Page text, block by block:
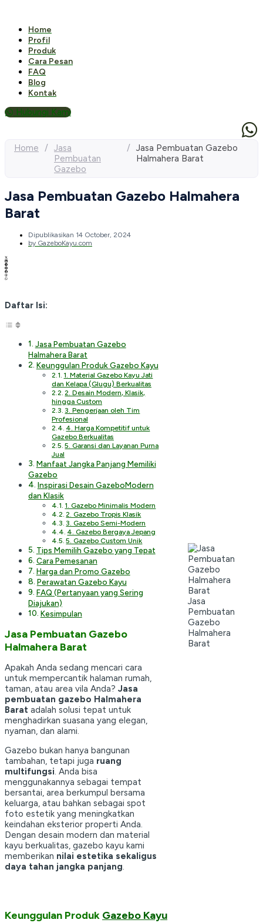
Home
Profil
Produk
Cara Pesan
FAQ
Blog
Kontak
Hubungi Kami
Home / Jasa
Pembuatan
Gazebo
/ Jasa Pembuatan Gazebo
Halmahera Barat
Jasa Pembuatan Gazebo Halmahera
Barat
Dipublikasikan 14 October, 2024
by GazeboKayu.com
Daftar Isi:
Jasa Pembuatan Gazebo
Halmahera Barat
Keunggulan Produk Gazebo Kayu
1. Material Gazebo Kayu Jati
dan Kelapa (Glugu) Berkualitas
2. Desain Modern, Klasik,
hingga Custom
3. Pengerjaan oleh Tim
Profesional
4. Harga Kompetitif untuk
Gazebo Berkualitas
5. Garansi dan Layanan Purna
Jual
Manfaat Jangka Panjang Memiliki
Gazebo
Inspirasi Desain GazeboModern
dan Klasik
1. Gazebo Minimalis Modern
2. Gazebo Tropis Klasik
3. Gazebo Semi-Modern
4. Gazebo Bergaya Jepang
5. Gazebo Custom Unik
Tips Memilih Gazebo yang Tepat
Cara Pemesanan
Harga dan Promo Gazebo
Perawatan Gazebo Kayu
FAQ (Pertanyaan yang Sering
Diajukan)
Kesimpulan
Jasa Pembuatan Gazebo
Halmahera Barat
Apakah Anda sedang mencari cara
untuk mempercantik halaman rumah,
taman, atau area vila Anda? Jasa
pembuatan gazebo Halmahera
Barat adalah solusi tepat untuk
menghadirkan suasana yang elegan,
nyaman, dan alami.
Gazebo bukan hanya bangunan
tambahan, tetapi juga ruang
multifungsi. Anda bisa
menggunakannya sebagai tempat
bersantai, area berkumpul bersama
keluarga, atau bahkan sebagai spot
foto estetik yang meningkatkan
keindahan eksterior properti Anda.
Dengan desain modern dan material
kayu berkualitas, gazebo kayu kami
memberikan nilai estetika sekaligus
daya tahan jangka panjang.
Jasa
Pembuatan
Gazebo
Halmahera
Barat
Keunggulan Produk Gazebo Kayu